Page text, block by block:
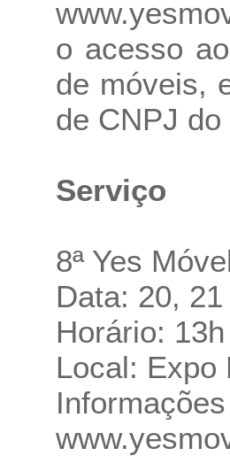
o acesso
de móveis,
de CNPJ
Serviço
8ª Yes
Data: 20,
Horário:
Local: Expo